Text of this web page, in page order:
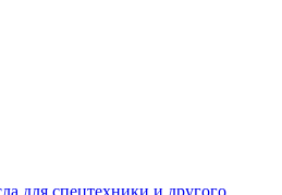
для спецтехники и другого